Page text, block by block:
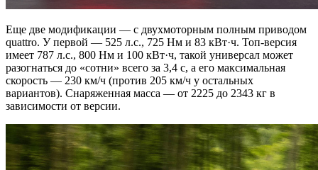
Еще две модификации — с двухмоторным полным приводом
quattro. У первой — 525 л.с., 725 Нм и 83 кВт·ч. Топ-версия
имеет 787 л.с., 800 Нм и 100 кВт·ч, такой универсал может
разогнаться до «сотни» всего за 3,4 с, а его максимальная
скорость — 230 км/ч (против 205 км/ч у остальных
вариантов). Снаряженная масса — от 2225 до 2343 кг в
зависимости от версии.